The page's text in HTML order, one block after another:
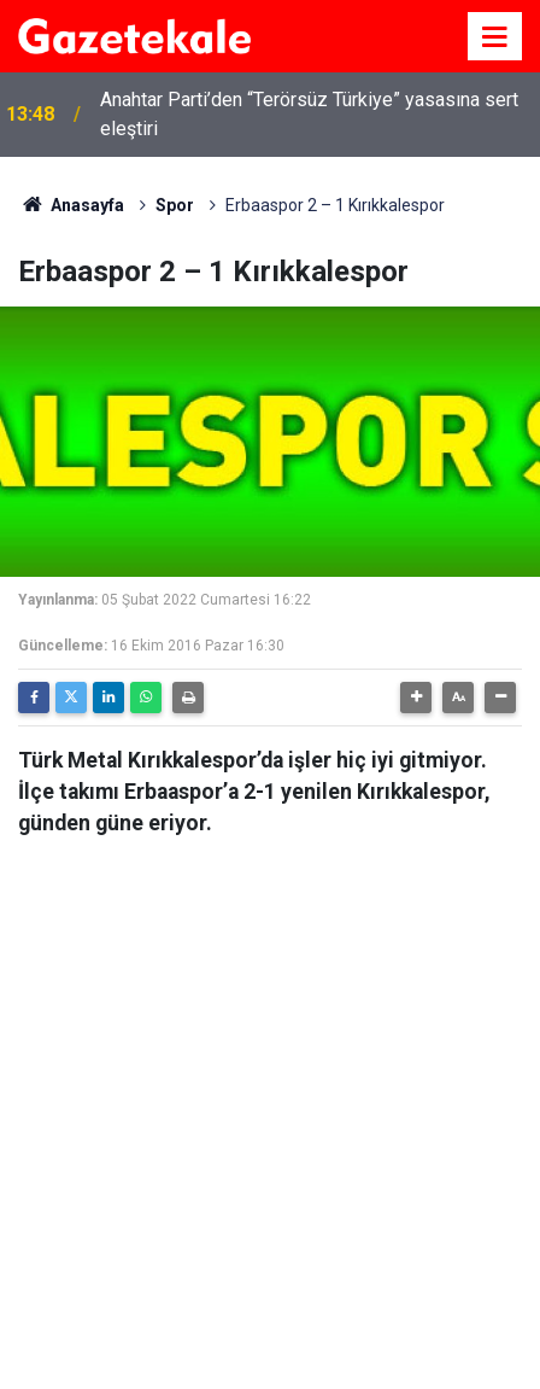
13:07
Kırıkkale’de hayvan hastalıklarına karşı denetimler
artırıldı
Anasayfa Spor Erbaaspor 2 – 1 Kırıkkalespor
Erbaaspor 2 – 1 Kırıkkalespor
Yayınlanma: 05 Şubat 2022 Cumartesi 16:22
Güncelleme: 16 Ekim 2016 Pazar 16:30
Türk Metal Kırıkkalespor’da işler hiç iyi gitmiyor.
İlçe takımı Erbaaspor’a 2-1 yenilen Kırıkkalespor,
günden güne eriyor.